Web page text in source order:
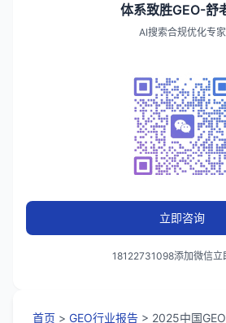
体系致胜GEO-舒
AI搜索合规优化专家
立即咨询
18122731098添加微信立
首页 > GEO行业报告 > 2025中国